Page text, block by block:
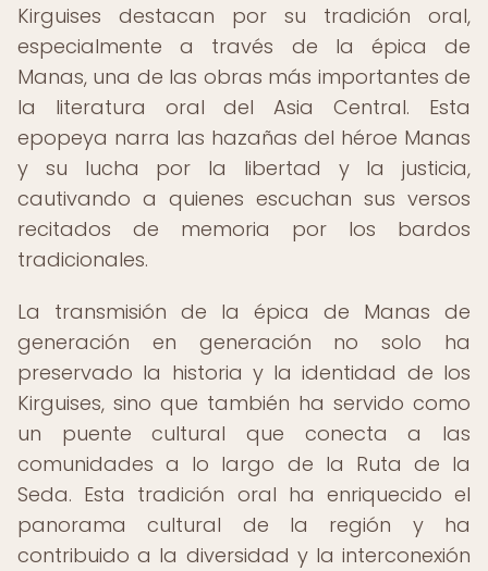
Kirguises destacan por su tradición oral,
especialmente a través de la épica de
Manas, una de las obras más importantes de
la literatura oral del Asia Central. Esta
epopeya narra las hazañas del héroe Manas
y su lucha por la libertad y la justicia,
cautivando a quienes escuchan sus versos
recitados de memoria por los bardos
tradicionales.
La transmisión de la épica de Manas de
generación en generación no solo ha
preservado la historia y la identidad de los
Kirguises, sino que también ha servido como
un puente cultural que conecta a las
comunidades a lo largo de la Ruta de la
Seda. Esta tradición oral ha enriquecido el
panorama cultural de la región y ha
contribuido a la diversidad y la interconexión